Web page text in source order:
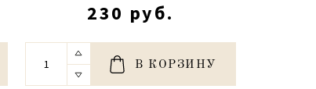
230 руб.
В КОРЗИНУ